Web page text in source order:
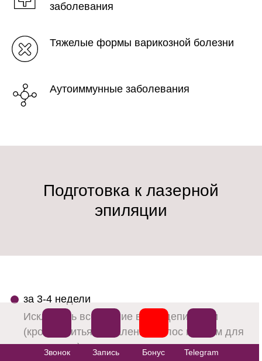
Звонок Запись Бонус Telegram
заболевания
Тяжелые формы варикозной болезни
Аутоиммунные заболевания
Подготовка к лазерной
эпиляции
за 3-4 недели
Исключить все другие виды депиляции
(кроме бритья и удаления волос кремом для
депиляции)